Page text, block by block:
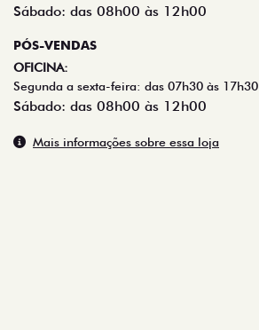
Sábado: das 08h00 às 12h00
PÓS-VENDAS
OFICINA:
Segunda a sexta-feira: das 07h30 às 17h30
Sábado: das 08h00 às 12h00
Mais informações sobre essa loja